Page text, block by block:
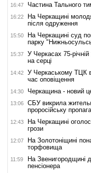
16:47 Частина Тального
16:22
На Черкащині
після одруження
15:50
На Черкащині суд
парку
15:37
У Черкасах 75-
на серці
14:42
У Черкаському ТЦК
час оповіщення
14:30 Черкащина - новий
13:06
СБУ викрила
проросійську
12:43
На Черкащині
грози
12:07
На Золотоніщині
торфовища
11:59
На Звенигородщині
пенсіонера